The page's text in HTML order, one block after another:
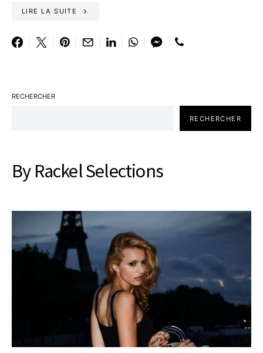
LIRE LA SUITE
RECHERCHER
RECHERCHER
By Rackel Selections